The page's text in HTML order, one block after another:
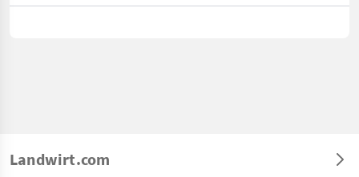
Landwirt.com